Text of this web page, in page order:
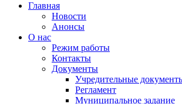
Главная
Новости
Анонсы
О нас
Режим работы
Контакты
Документы
Учредительные
Регламент
Муниципальное задание